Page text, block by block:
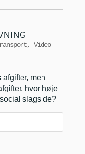
, Video
men
hvor høje
slagside?